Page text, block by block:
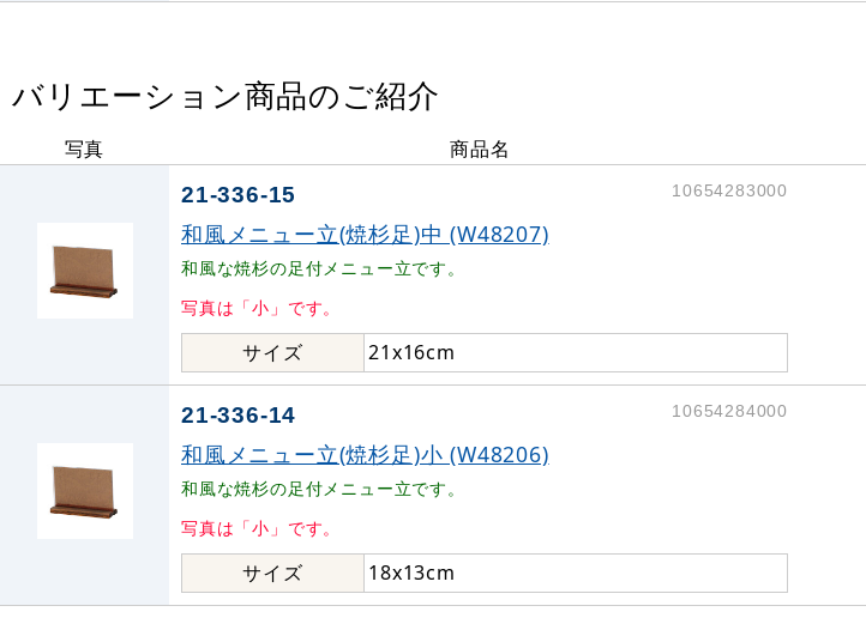
バリエーション商品のご紹介
写真 商品名
21-336-15 10654283000
和風メニュー立(焼杉足)中 (W48207)
和風な焼杉の足付メニュー立です。
写真は「小」です。
サイズ 21x16cm
21-336-14 10654284000
和風メニュー立(焼杉足)小 (W48206)
和風な焼杉の足付メニュー立です。
写真は「小」です。
サイズ 18x13cm